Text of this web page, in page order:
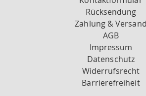
Rücksendung
Zahlung & Versand
AGB
Impressum
Datenschutz
Widerrufsrecht
Barrierefreiheit